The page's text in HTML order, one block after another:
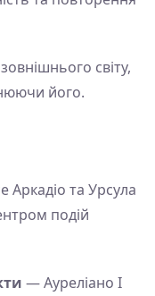
світу,
його.
Аркадіо та Урсула
подій
— Ауреліано I